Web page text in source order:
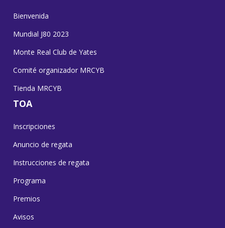
Bienvenida
Mundial J80 2023
Monte Real Club de Yates
Comité organizador MRCYB
Tienda MRCYB
TOA
Inscripciones
Anuncio de regata
Instrucciones de regata
Programa
Premios
Avisos